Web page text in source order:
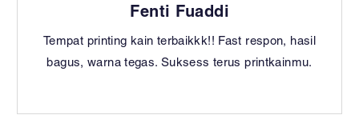
Fenti Fuaddi
Tempat printing kain terbaikkk!! Fast respon, hasil
bagus, warna tegas. Suksess terus printkainmu.